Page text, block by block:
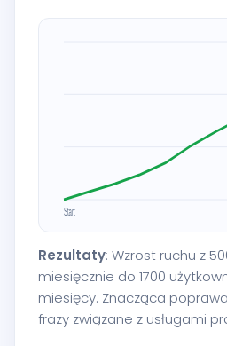
Rezultaty: Wzrost ruchu z
miesięcznie do 1700
miesięcy. Znacząca
frazy związane z usługami